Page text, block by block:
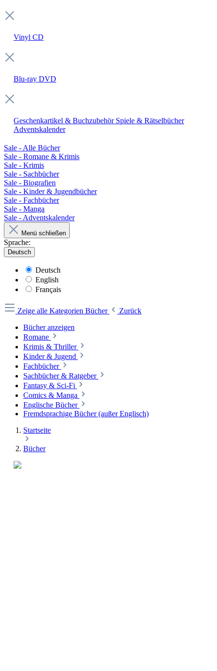
Vinyl CD
Blu-ray DVD
Geschenkartikel & Buchzubehör Spiele & Rätselbücher
Adventskalender
Sale - Alle Bücher
Sale - Romane & Krimis
Sale - Krimis
Sale - Sachbücher
Sale - Biografien
Sale - Kinder & Jugendbücher
Sale - Fachbücher
Sale - Manga
Sale - Adventskalender
Menü schließen
Sprache:
Deutsch
Deutsch
English
Français
Zeige alle Kategorien Bücher
Zurück
Bücher anzeigen
Romane
Krimis & Thriller
Kinder & Jugend
Fachbücher
Sachbücher & Ratgeber
Fantasy & Sci-Fi
Comics & Manga
Englische Bücher
Fremdsprachige Bücher (außer Englisch)
Startseite
Bücher